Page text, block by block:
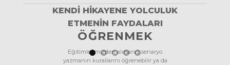
KENDI HIKAYENE YOLCULUK
ETMENIN FAYDALARI
ÖĞRENMEK
Eğitimlerimizden alırsanız senaryo
yazmanın kurallarını öğrenebilir ya da